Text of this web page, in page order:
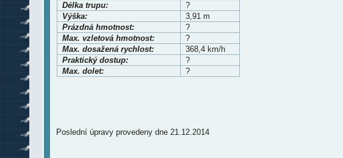
Délka trupu:
?
Výška:
3,91 m
Prázdná hmotnost:
?
Max. vzletová hmotnost:
?
Max. dosažená rychlost:
368,4 km/h
Praktický dostup:
?
Max. dolet:
?
Poslední úpravy provedeny dne 21.12.2014